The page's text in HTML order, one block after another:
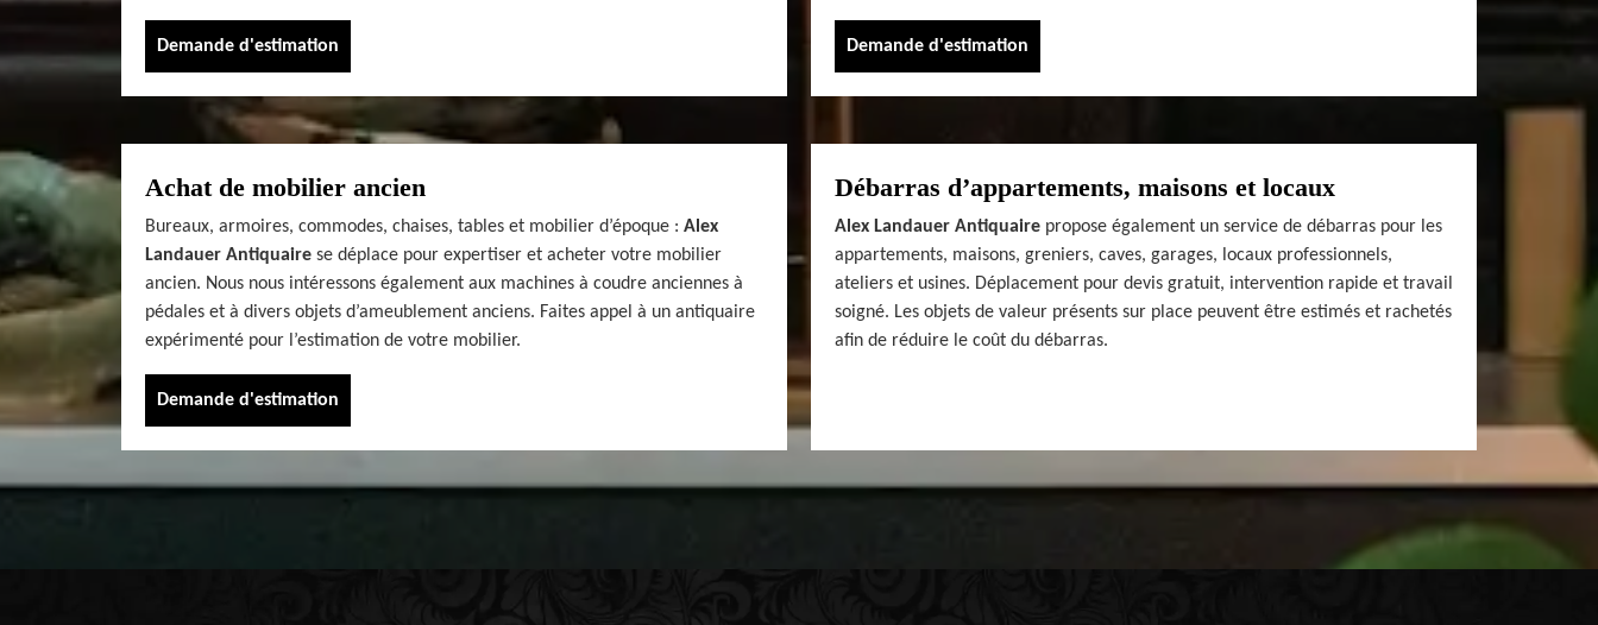
Demande d'estimation Demande d'estimation
Achat de mobilier ancien
Bureaux, armoires, commodes, chaises, tables et mobilier d’époque : Alex
Landauer Antiquaire se déplace pour expertiser et acheter votre mobilier
ancien. Nous nous intéressons également aux machines à coudre anciennes à
pédales et à divers objets d’ameublement anciens. Faites appel à un antiquaire
expérimenté pour l’estimation de votre mobilier.
Demande d'estimation
Débarras d’appartements, maisons et locaux
Alex Landauer Antiquaire propose également un service de débarras pour les
appartements, maisons, greniers, caves, garages, locaux professionnels,
ateliers et usines. Déplacement pour devis gratuit, intervention rapide et travail
soigné. Les objets de valeur présents sur place peuvent être estimés et rachetés
afin de réduire le coût du débarras.